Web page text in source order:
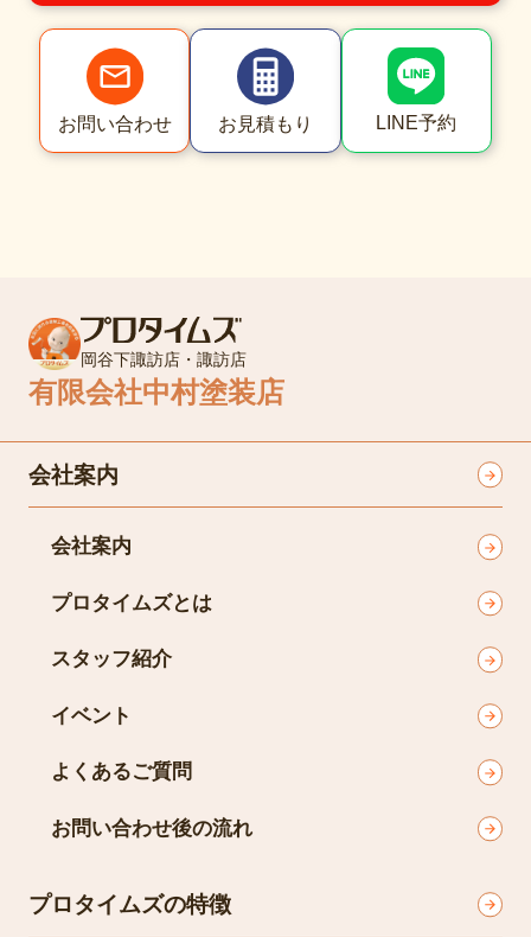
お問い合わせ お見積もり LINE予約
岡谷下諏訪店・諏訪店
有限会社中村塗装店
会社案内
会社案内
プロタイムズとは
スタッフ紹介
イベント
よくあるご質問
お問い合わせ後の流れ
プロタイムズの特徴